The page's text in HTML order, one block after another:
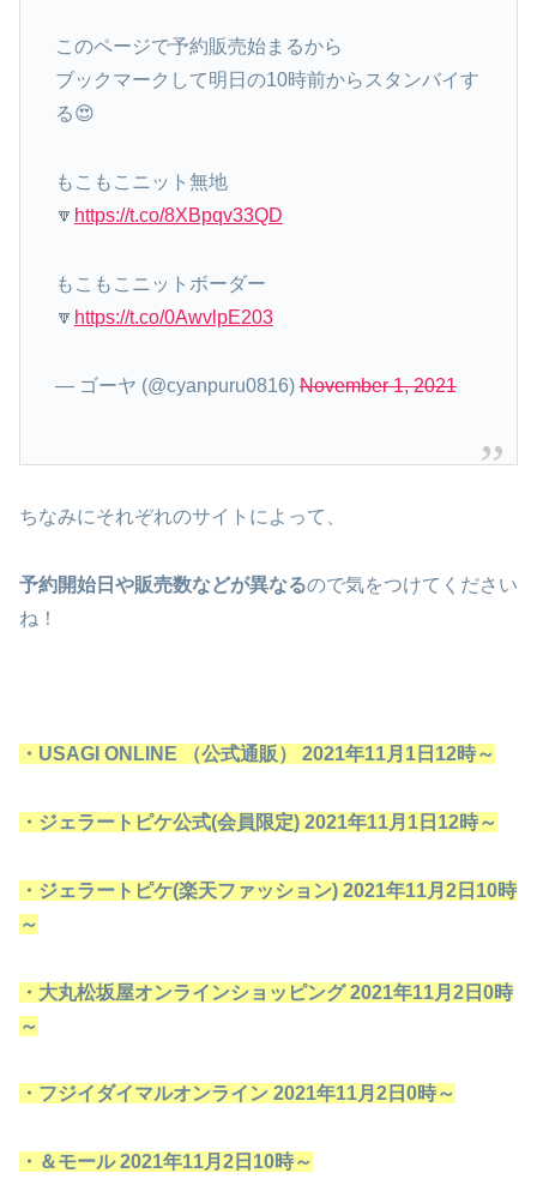
このページで予約販売始まるから
ブックマークして明日の10時前からスタンバイす
る😍
もこもこニット無地
🔽 https://t.co/8XBpqv33QD
もこもこニットボーダー
🔽 https://t.co/0AwvlpE203
— ゴーヤ (@cyanpuru0816)November 1, 2021
ちなみにそれぞれのサイトによって、
予約開始日や販売数などが異なるので気をつけてください
ね！
・USAGI ONLINE （公式通販） 2021年11月1日12時～
・ジェラートピケ公式(会員限定) 2021年11月1日12時～
・ジェラートピケ(楽天ファッション) 2021年11月2日10時
～
・大丸松坂屋オンラインショッピング 2021年11月2日0時
～
・フジイダイマルオンライン 2021年11月2日0時～
・＆モール 2021年11月2日10時～